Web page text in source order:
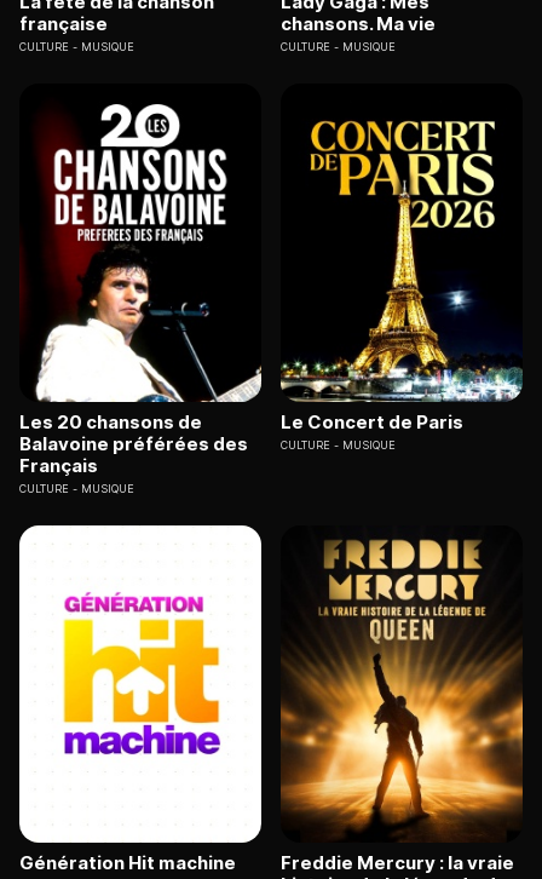
française
CULTURE MUSIQUE
chansons. Ma vie
CULTURE MUSIQUE
Les 20 chansons de
Balavoine préférées des
Français
CULTURE MUSIQUE
Le Concert de Paris
CULTURE MUSIQUE
Génération Hit machine
Freddie Mercury : la vraie